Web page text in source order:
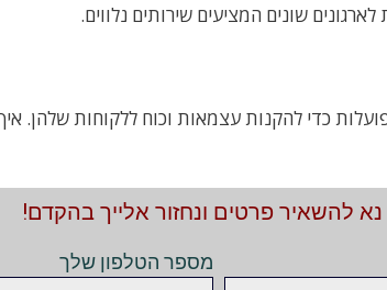
שונים המציעים שירותים נלווים.
כדי להקנות עצמאות וכוח ללקוחות שלהן.
להשאיר פרטים ונחזור אלייך בהקדם!
מספר הטלפון שלך